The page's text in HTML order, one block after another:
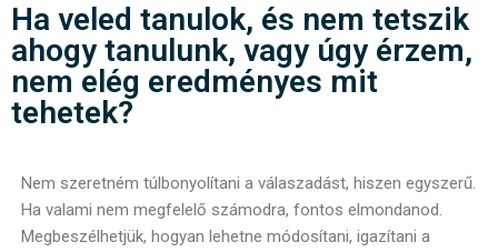
Ha veled tanulok, és nem tetszik
ahogy tanulunk, vagy úgy érzem,
nem elég eredményes mit
tehetek?
Nem szeretném túlbonyolítani a válaszadást, hiszen egyszerű.
Ha valami nem megfelelő számodra, fontos elmondanod.
Megbeszélhetjük, hogyan lehetne módosítani, igazítani a